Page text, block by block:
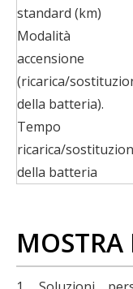
standard (km)
Modalità
accensione
(ricarica/
della batteria).
Tempo
ricarica/
della batteria